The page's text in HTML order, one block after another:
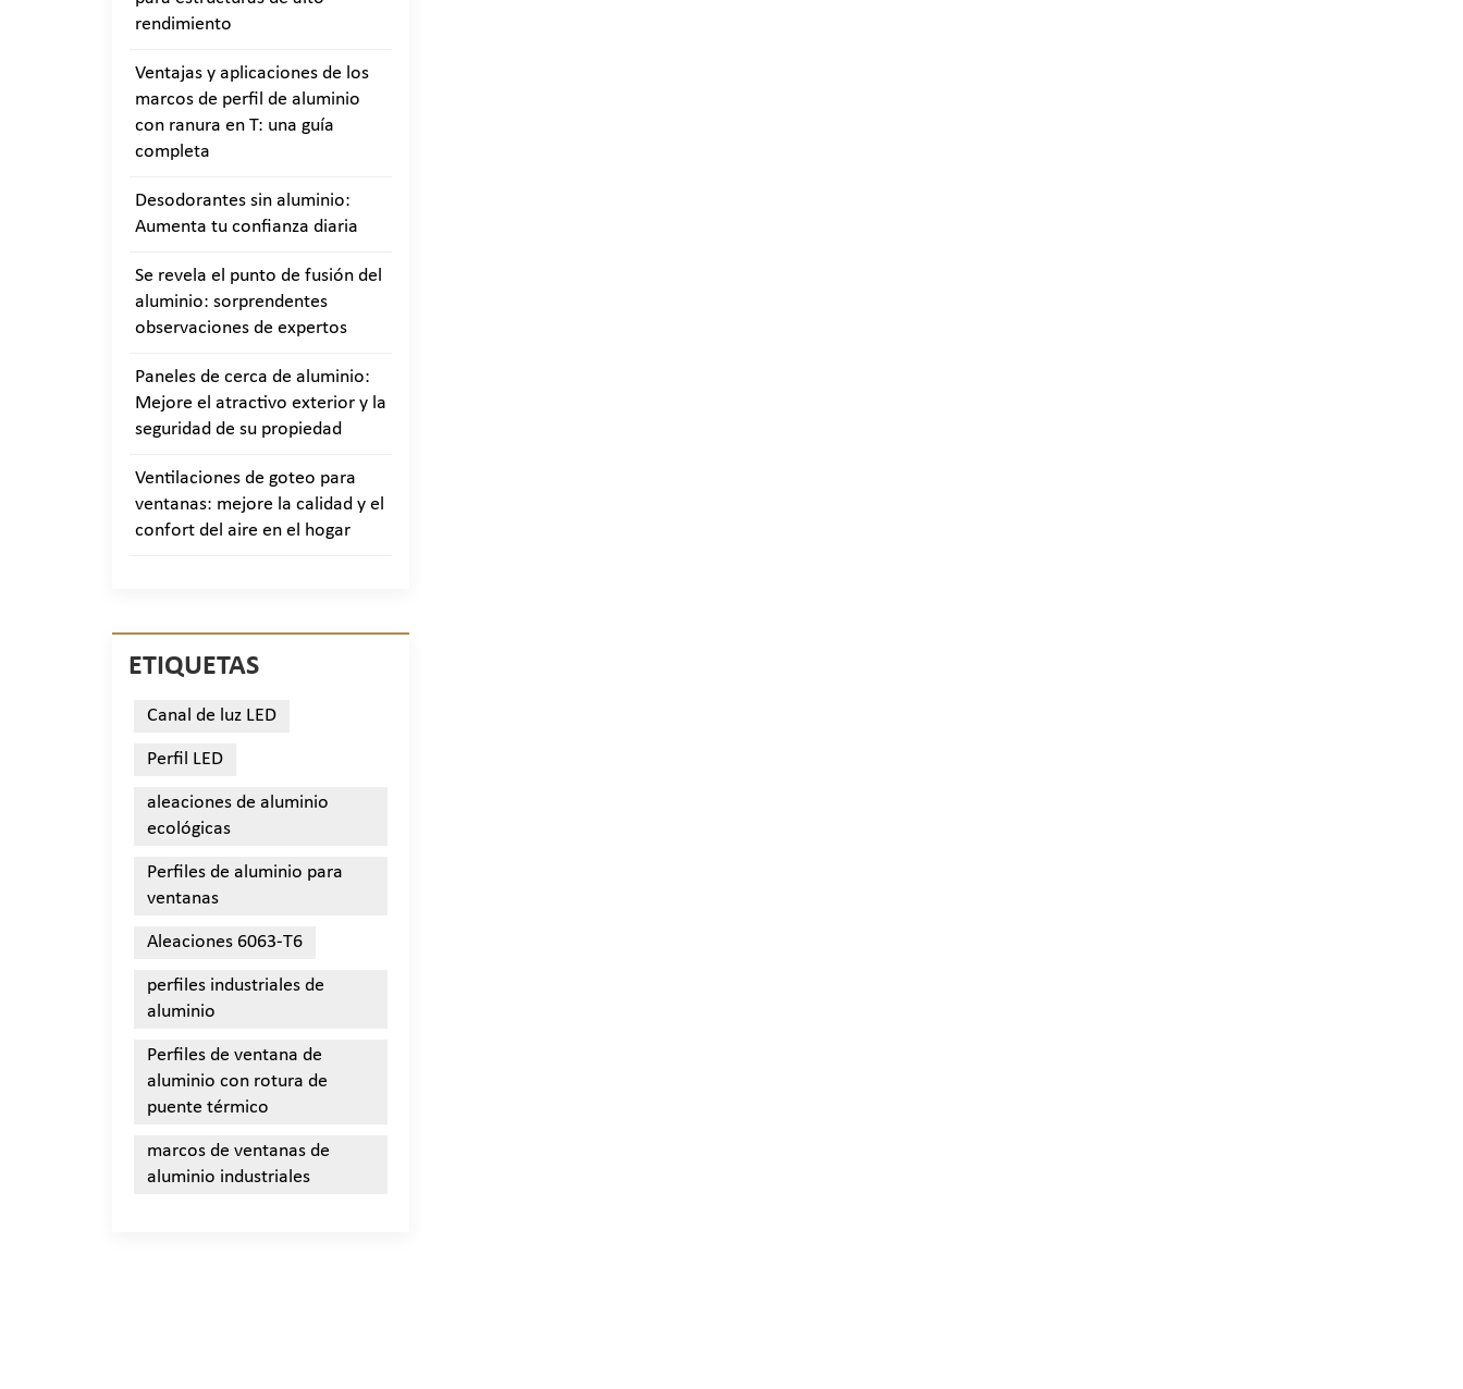
rendimiento
Ventajas y aplicaciones de los
marcos de perfil de aluminio
con ranura en T: una guía
completa
Desodorantes sin aluminio:
Aumenta tu confianza diaria
Se revela el punto de fusión del
aluminio: sorprendentes
observaciones de expertos
Paneles de cerca de aluminio:
Mejore el atractivo exterior y la
seguridad de su propiedad
Ventilaciones de goteo para
ventanas: mejore la calidad y el
confort del aire en el hogar
ETIQUETAS
Canal de luz LED
Perfil LED
aleaciones de aluminio
ecológicas
Perfiles de aluminio para
ventanas
Aleaciones 6063-T6
perfiles industriales de
aluminio
Perfiles de ventana de
aluminio con rotura de
puente térmico
marcos de ventanas de
aluminio industriales